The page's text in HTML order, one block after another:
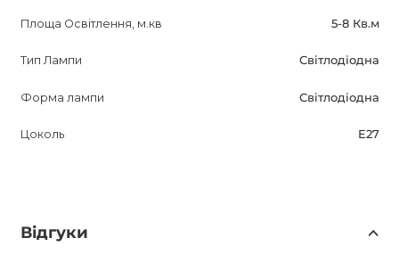
Площа Освітлення, м.кв 5-8 Кв.м
Тип Лампи Світлодіодна
Форма лампи Світлодіодна
Цоколь E27
Відгуки